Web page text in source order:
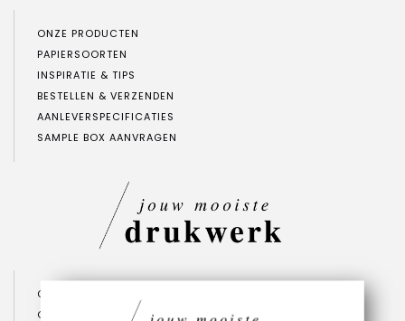
ONZE PRODUCTEN
PAPIERSOORTEN
INSPIRATIE & TIPS
BESTELLEN & VERZENDEN
AANLEVERSPECIFICATIES
SAMPLE BOX AANVRAGEN
CONTACT
OVER ONS